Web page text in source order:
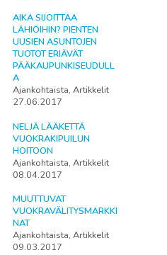
AIKA SIJOITTAA
LÄHIÖIHIN? PIENTEN
UUSIEN ASUNTOJEN
TUOTOT ERIÄVÄT
PÄÄKAUPUNKISEUDULL
A
Ajankohtaista, Artikkelit
27.06.2017
NELJÄ LÄÄKETTÄ
VUOKRAKIPUILUN
HOITOON
Ajankohtaista, Artikkelit
08.04.2017
MUUTTUVAT
VUOKRAVÄLITYSMARKKI
NAT
Ajankohtaista, Artikkelit
09.03.2017